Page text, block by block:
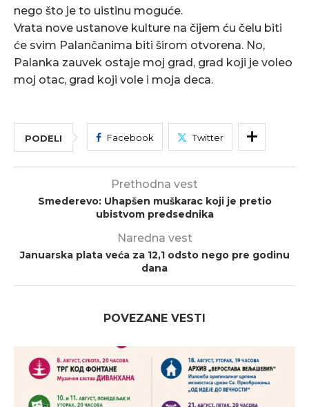
nego što je to uistinu moguće.
Vrata nove ustanove kulture na čijem ću čelu biti
će svim Palančanima biti širom otvorena. No,
Palanka zauvek ostaje moj grad, grad koji je voleo
moj otac, grad koji vole i moja deca.
PODELI Facebook Twitter
Prethodna vest
Smederevo: Uhapšen muškarac koji je pretio
ubistvom predsednika
Naredna vest
Januarska plata veća za 12,1 odsto nego pre godinu
dana
POVEZANE VESTI